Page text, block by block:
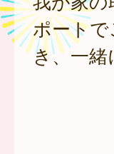
ポート
き、一